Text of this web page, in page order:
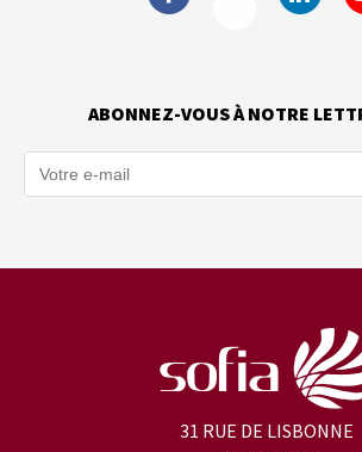
ABONNEZ-VOUS À NOTRE
31 RUE DE LISBONNE